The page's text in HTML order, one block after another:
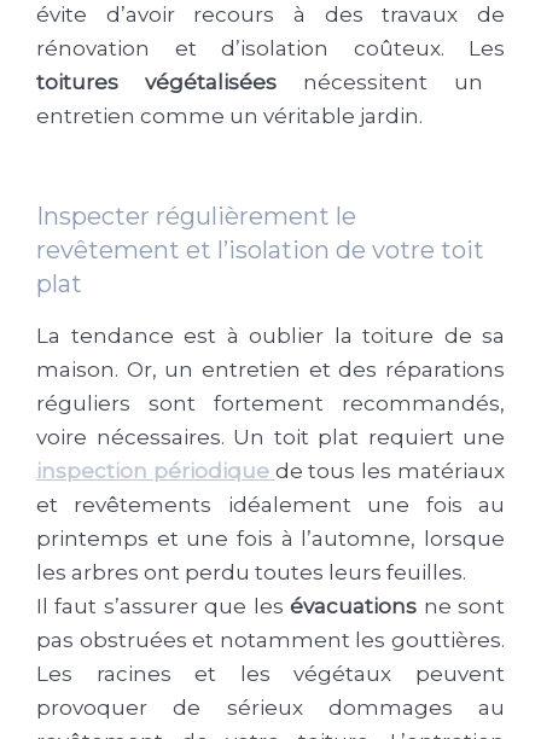
évite d’avoir recours à des travaux de
rénovation et d’isolation coûteux. Les
toitures végétalisées nécessitent un
entretien comme un véritable jardin.
Inspecter régulièrement le
revêtement et l’isolation de votre toit
plat
La tendance est à oublier la toiture de sa
maison. Or, un entretien et des réparations
réguliers sont fortement recommandés,
voire nécessaires. Un toit plat requiert une
inspection périodique de tous les matériaux
et revêtements idéalement une fois au
printemps et une fois à l’automne, lorsque
les arbres ont perdu toutes leurs feuilles.
Il faut s’assurer que les évacuations ne sont
pas obstruées et notamment les gouttières.
Les racines et les végétaux peuvent
provoquer de sérieux dommages au